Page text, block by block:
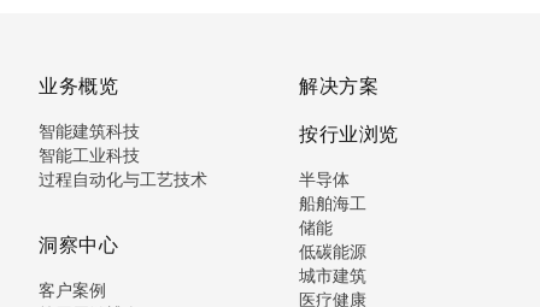
业务概览
智能建筑科技
智能工业科技
过程自动化与工艺技术
洞察中心
客户案例
解决方案
按行业浏览
半导体
船舶海工
储能
低碳能源
城市建筑
医疗健康